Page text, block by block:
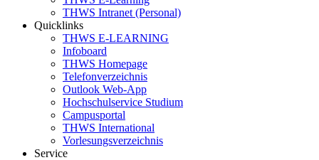
THWS Intranet (Personal)
Quicklinks
THWS E-LEARNING
Infoboard
THWS Homepage
Telefonverzeichnis
Outlook Web-App
Hochschulservice Studium
Campusportal
THWS International
Vorlesungsverzeichnis
Service